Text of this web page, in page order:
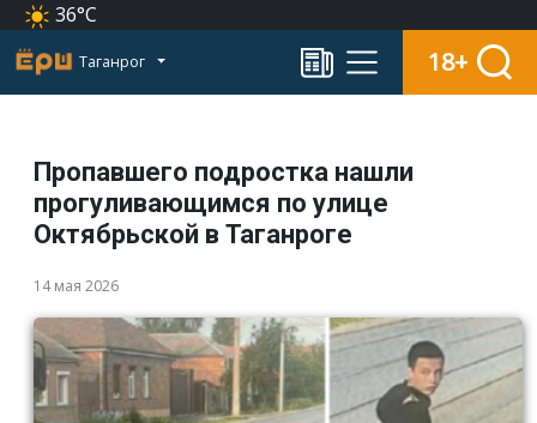
36°C
Таганрог 18+
Пропавшего подростка нашли
прогуливающимся по улице
Октябрьской в Таганроге
14 мая 2026